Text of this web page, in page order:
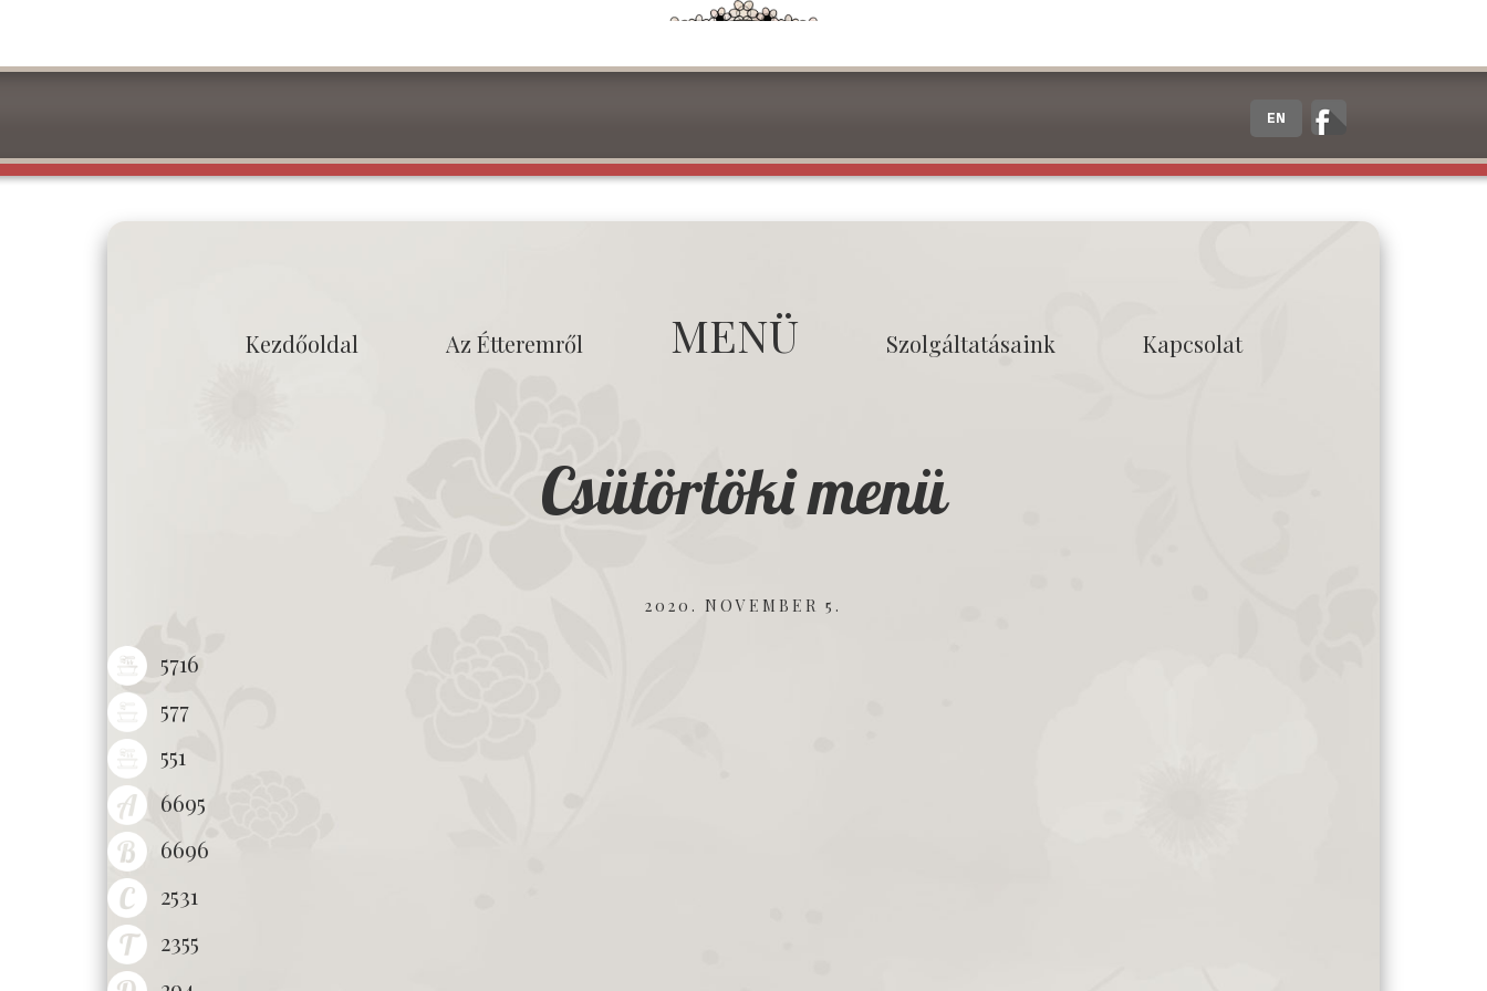
EN
Kezdőoldal Az Étteremről MENÜ Szolgáltatásaink Kapcsolat
Csütörtöki menü
2020. NOVEMBER 5.
5716
577
551
6695
6696
2531
2355